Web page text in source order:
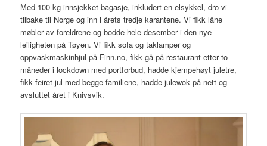
Med 100 kg innsjekket bagasje, inkludert en elsykkel, dro vi
tilbake til Norge og inn i årets tredje karantene. Vi fikk låne
møbler av foreldrene og bodde hele desember i den nye
leiligheten på Tøyen. Vi fikk sofa og taklamper og
oppvaskmaskinhjul på Finn.no, fikk gå på restaurant etter to
måneder i lockdown med portforbud, hadde kjempehøyt juletre,
fikk feiret jul med begge familiene, hadde julewok på nett og
avsluttet året i Knivsvik.